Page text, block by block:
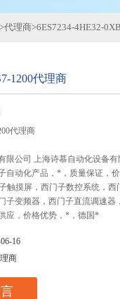
>代理商>6ES7234-4HE32-
1200代理商
代理商
限公司 上海诗慕自动化设备有
自动化产品，*，质量保证，
触摸屏，西门子数控系统，西
子变频器，西门子直流调速器
应，价格优势，*，德国*
16
商